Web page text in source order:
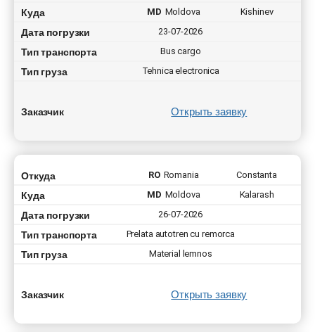
Куда MD Moldova Kishinev
Дата погрузки 23-07-2026
Тип транспорта Bus cargo
Тип груза Tehnica electronica
Заказчик Открыть заявку
Откуда RO Romania Constanta
Куда MD Moldova Kalarash
Дата погрузки 26-07-2026
Тип транспорта Prelata autotren cu remorca
Тип груза Material lemnos
Заказчик Открыть заявку